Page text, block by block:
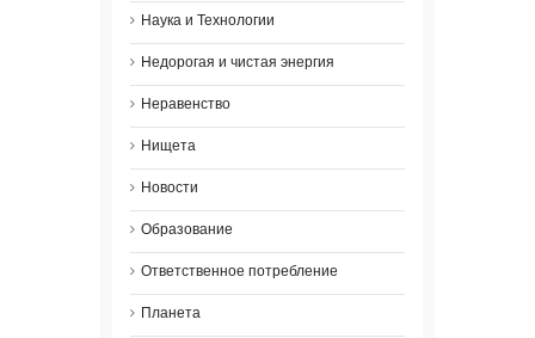
Наука и Технологии
Недорогая и чистая энергия
Неравенство
Нищета
Новости
Образование
Ответственное потребление
Планета